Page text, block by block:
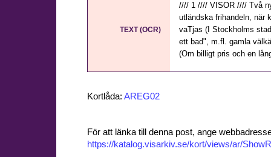
TEXT (OCR)
//// 1 //// VISOR //// Två
utländska frihandeln, när
vaTjas (I Stockholms
ett bad", m.fl. gamla
(Om billigt pris och en
Kortlåda: AREG02
För att länka till denna post, ange
https://katalog.visarkiv.se/kort/views/ar/